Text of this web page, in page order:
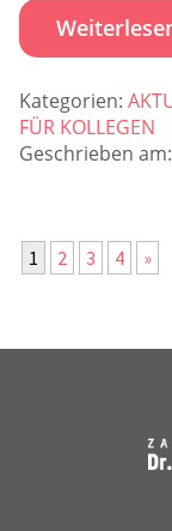
Kategorien:
FÜR KOLLEGEN
Geschrieben
1 2 3 4 »